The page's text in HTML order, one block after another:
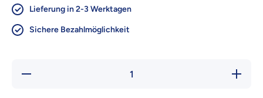
Lieferung in 2-3 Werktagen
Sichere Bezahlmöglichkeit
Verringere die